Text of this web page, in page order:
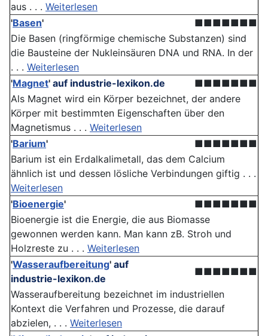
aus . . . Weiterlesen
'Basen'
■■■■■■■
Die Basen (ringförmige chemische Substanzen) sind
die Bausteine der Nukleinsäuren DNA und RNA. In der
. . . Weiterlesen
'Magnet' auf industrie-lexikon.de
■■■■■■■
Als Magnet wird ein Körper bezeichnet, der andere
Körper mit bestimmten Eigenschaften über den
Magnetismus . . . Weiterlesen
'Barium'
■■■■■■■
Barium ist ein Erdalkalimetall, das dem Calcium
ähnlich ist und dessen lösliche Verbindungen giftig . . .
Weiterlesen
'Bioenergie'
■■■■■■■
Bioenergie ist die Energie, die aus Biomasse
gewonnen werden kann. Man kann zB. Stroh und
Holzreste zu . . . Weiterlesen
'Wasseraufbereitung' auf
industrie-lexikon.de
■■■■■■■
Wasseraufbereitung bezeichnet im industriellen
Kontext die Verfahren und Prozesse, die darauf
abzielen, . . . Weiterlesen